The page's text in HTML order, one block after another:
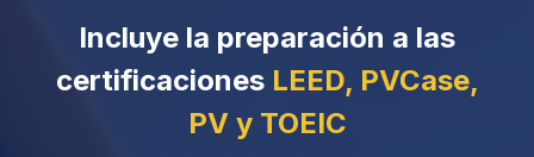
Incluye la preparación a las
certificaciones LEED, PVCase,
PV y TOEIC